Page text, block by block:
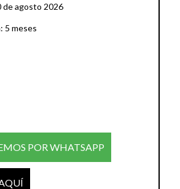
de agosto 2026
5 meses
POR WHATSAPP